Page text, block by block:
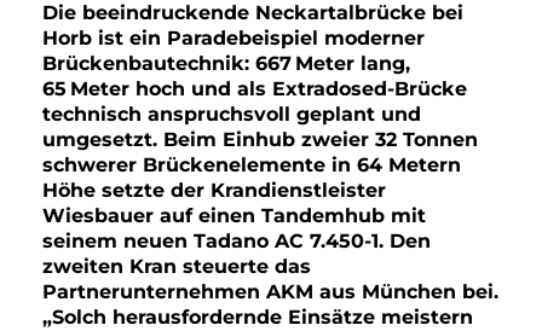
Die beeindruckende Neckartalbrücke bei
Horb ist ein Paradebeispiel moderner
Brückenbautechnik: 667 Meter lang,
65 Meter hoch und als Extradosed-Brücke
technisch anspruchsvoll geplant und
umgesetzt. Beim Einhub zweier 32 Tonnen
schwerer Brückenelemente in 64 Metern
Höhe setzte der Krandienstleister
Wiesbauer auf einen Tandemhub mit
seinem neuen Tadano AC 7.450-1. Den
zweiten Kran steuerte das
Partnerunternehmen AKM aus München bei.
„Solch herausfordernde Einsätze meistern